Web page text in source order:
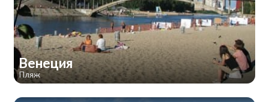
Венеция
Пляж